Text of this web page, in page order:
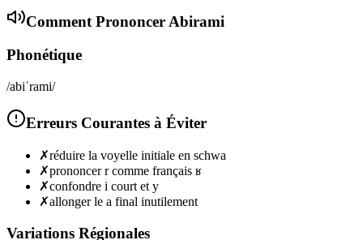
Comment PrononcerAbirami
Phonétique
/abiˈrami/
Erreurs Courantes à Éviter
✗réduire la voyelle initiale en schwa
✗prononcer r comme français ʁ
✗confondre i court et y
✗allonger le a final inutilement
Variations Régionales